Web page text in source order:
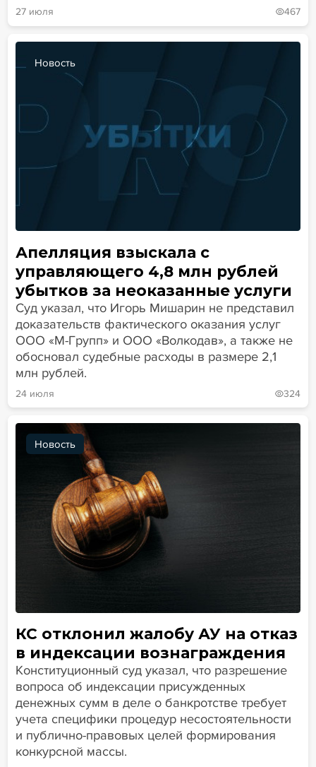
27 июля 467
Новость
Апелляция взыскала с
управляющего 4,8 млн рублей
убытков за неоказанные услуги
Суд указал, что Игорь Мишарин не представил
доказательств фактического оказания услуг
ООО «М-Групп» и ООО «Волкодав», а также не
обосновал судебные расходы в размере 2,1
млн рублей.
24 июля 324
Новость
КС отклонил жалобу АУ на отказ
в индексации вознаграждения
Конституционный суд указал, что разрешение
вопроса об индексации присужденных
денежных сумм в деле о банкротстве требует
учета специфики процедур несостоятельности
и публично-правовых целей формирования
конкурсной массы.